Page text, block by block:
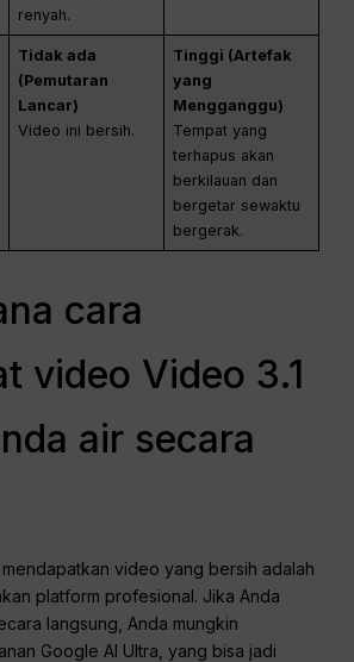
renyah.
Tidak ada
(Pemutaran
Lancar)
Video ini bersih.
Tinggi (Artefak
yang
Mengganggu)
Tempat yang
terhapus akan
berkilauan dan
bergetar sewaktu
bergerak.
cara
video Video 3.1
air secara
video yang bersih adalah
platform profesional. Jika Anda
langsung, Anda mungkin
Google AI Ultra, yang bisa jadi